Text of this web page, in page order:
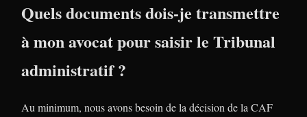
Quels documents dois-je transmettre
à mon avocat pour saisir le Tribunal
administratif ?
Au minimum, nous avons besoin de la décision de la CAF